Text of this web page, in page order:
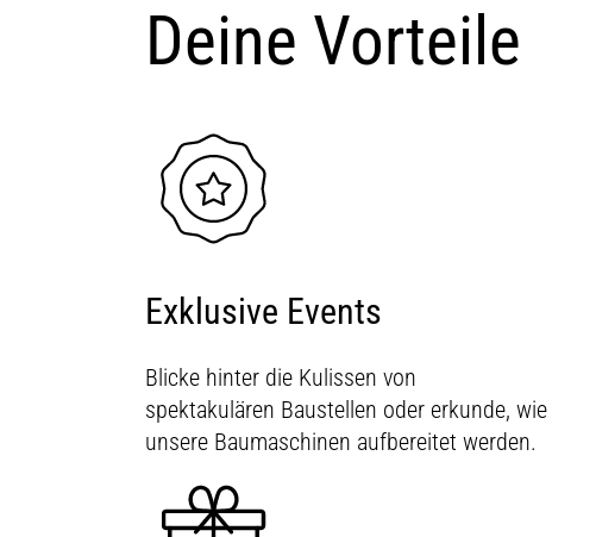
Deine Vorteile
Exklusive Events
Blicke hinter die Kulissen von
spektakulären Baustellen oder erkunde, wie
unsere Baumaschinen aufbereitet werden.